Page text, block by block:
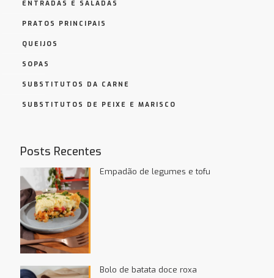
ENTRADAS E SALADAS
PRATOS PRINCIPAIS
QUEIJOS
SOPAS
SUBSTITUTOS DA CARNE
SUBSTITUTOS DE PEIXE E MARISCO
Posts Recentes
Empadão de legumes e tofu
Bolo de batata doce roxa